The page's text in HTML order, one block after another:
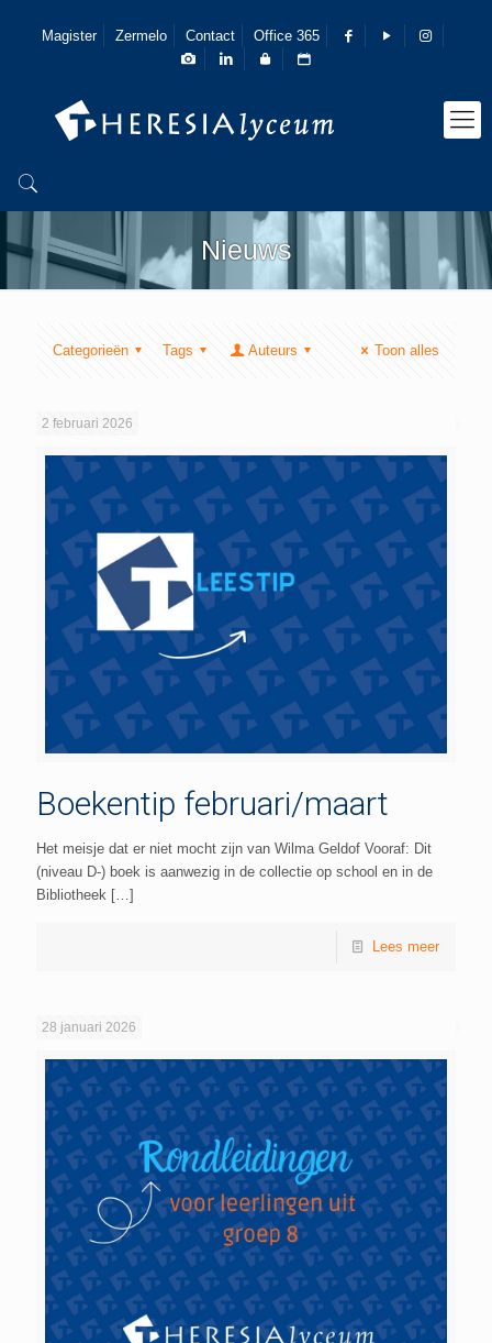
Magister Zermelo Contact Office 365
Nieuws
Categorieën Tags Auteurs Toon alles
2 februari 2026
Boekentip februari/maart
Het meisje dat er niet mocht zijn van Wilma Geldof Vooraf: Dit
(niveau D-) boek is aanwezig in de collectie op school en in de
Bibliotheek […]
Lees meer
28 januari 2026